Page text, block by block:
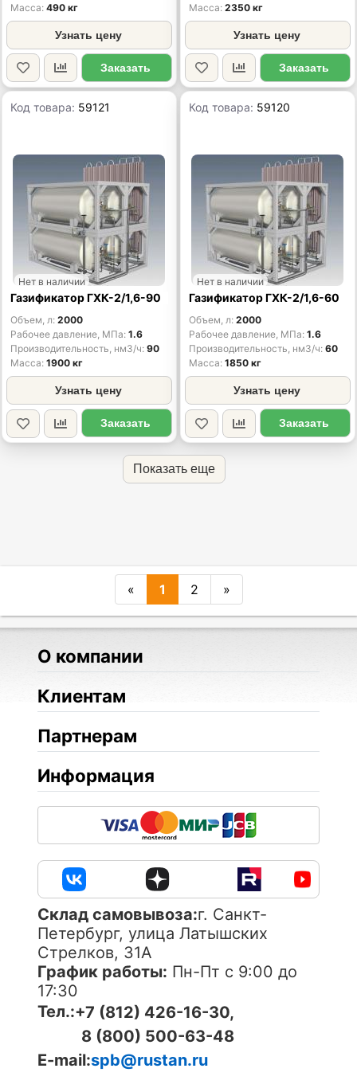
Масса 490 кг
Узнать цену
Заказать
Масса 2350 кг
Узнать цену
Заказать
Код товара: 59121
Нет в наличии
Газификатор ГХК-2/1,6-90
Объем, л 2000
Рабочее давление, МПа 1.6
Производительность, нм3/ч 90
Масса 1900 кг
Узнать цену
Заказать
Код товара: 59120
Нет в наличии
Газификатор ГХК-2/1,6-60
Объем, л 2000
Рабочее давление, МПа 1.6
Производительность, нм3/ч 60
Масса 1850 кг
Узнать цену
Заказать
Показать еще
« 1 2 »
О компании
Клиентам
Партнерам
Информация
Cклад самовывоза:г. Санкт-
Петербург, улица Латышских
Стрелков, 31А
График работы: Пн-Пт с 9:00 до
17:30
Тел.:+7 (812) 426-16-30,
8 (800) 500-63-48
E-mail:spb@rustan.ru